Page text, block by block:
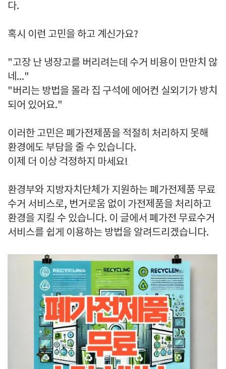
다.
혹시 이런 고민을 하고 계신가요?
"고장 난 냉장고를 버리려는데 수거 비용이 만만치 않
네..."
"버리는 방법을 몰라 집 구석에 에어컨 실외기가 방치
되어 있어요."
이러한 고민은 폐가전제품을 적절히 처리하지 못해
환경에도 부담을 줄 수 있습니다.
이제 더 이상 걱정하지 마세요!
환경부와 지방자치단체가 지원하는 폐가전제품 무료
수거 서비스로, 번거로움 없이 가전제품을 처리하고
환경을 지킬 수 있습니다. 이 글에서 폐가전 무료수거
서비스를 쉽게 이용하는 방법을 알려드리겠습니다.